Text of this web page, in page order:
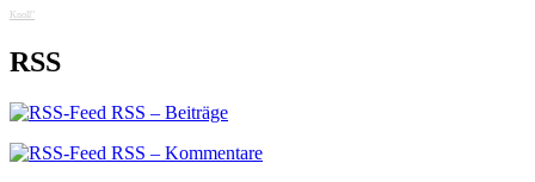
Knoll"
RSS
RSS – Beiträge
RSS – Kommentare